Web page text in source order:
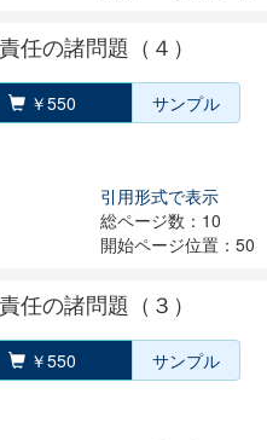
任の諸問題（４）
￥550 サンプル
引用形式で表示
総ページ数：10
開始ページ位置：50
任の諸問題（３）
￥550 サンプル